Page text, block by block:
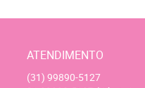
ATENDIMENTO
(31) 99890-5127